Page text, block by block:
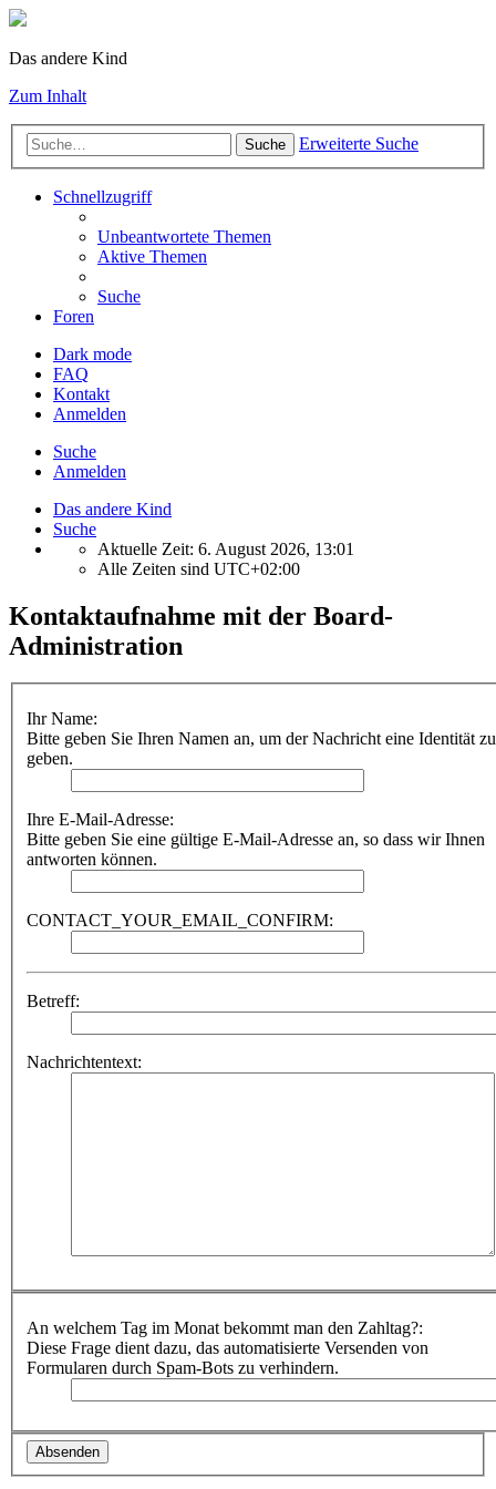
Das andere Kind
Zum Inhalt
Suche Erweiterte Suche
Schnellzugriff
Unbeantwortete Themen
Aktive Themen
Suche
Foren
Dark mode
FAQ
Kontakt
Anmelden
Suche
Anmelden
Das andere Kind
Suche
Aktuelle Zeit: 6. August 2026, 13:01
Alle Zeiten sind UTC+02:00
Kontaktaufnahme mit der Board-
Administration
Ihr Name:
Bitte geben Sie Ihren Namen an, um der Nachricht eine Identität zu
geben.
Ihre E-Mail-Adresse:
Bitte geben Sie eine gültige E-Mail-Adresse an, so dass wir Ihnen
antworten können.
CONTACT_YOUR_EMAIL_CONFIRM:
Betreff:
Nachrichtentext:
An welchem Tag im Monat bekommt man den Zahltag?:
Diese Frage dient dazu, das automatisierte Versenden von
Formularen durch Spam-Bots zu verhindern.